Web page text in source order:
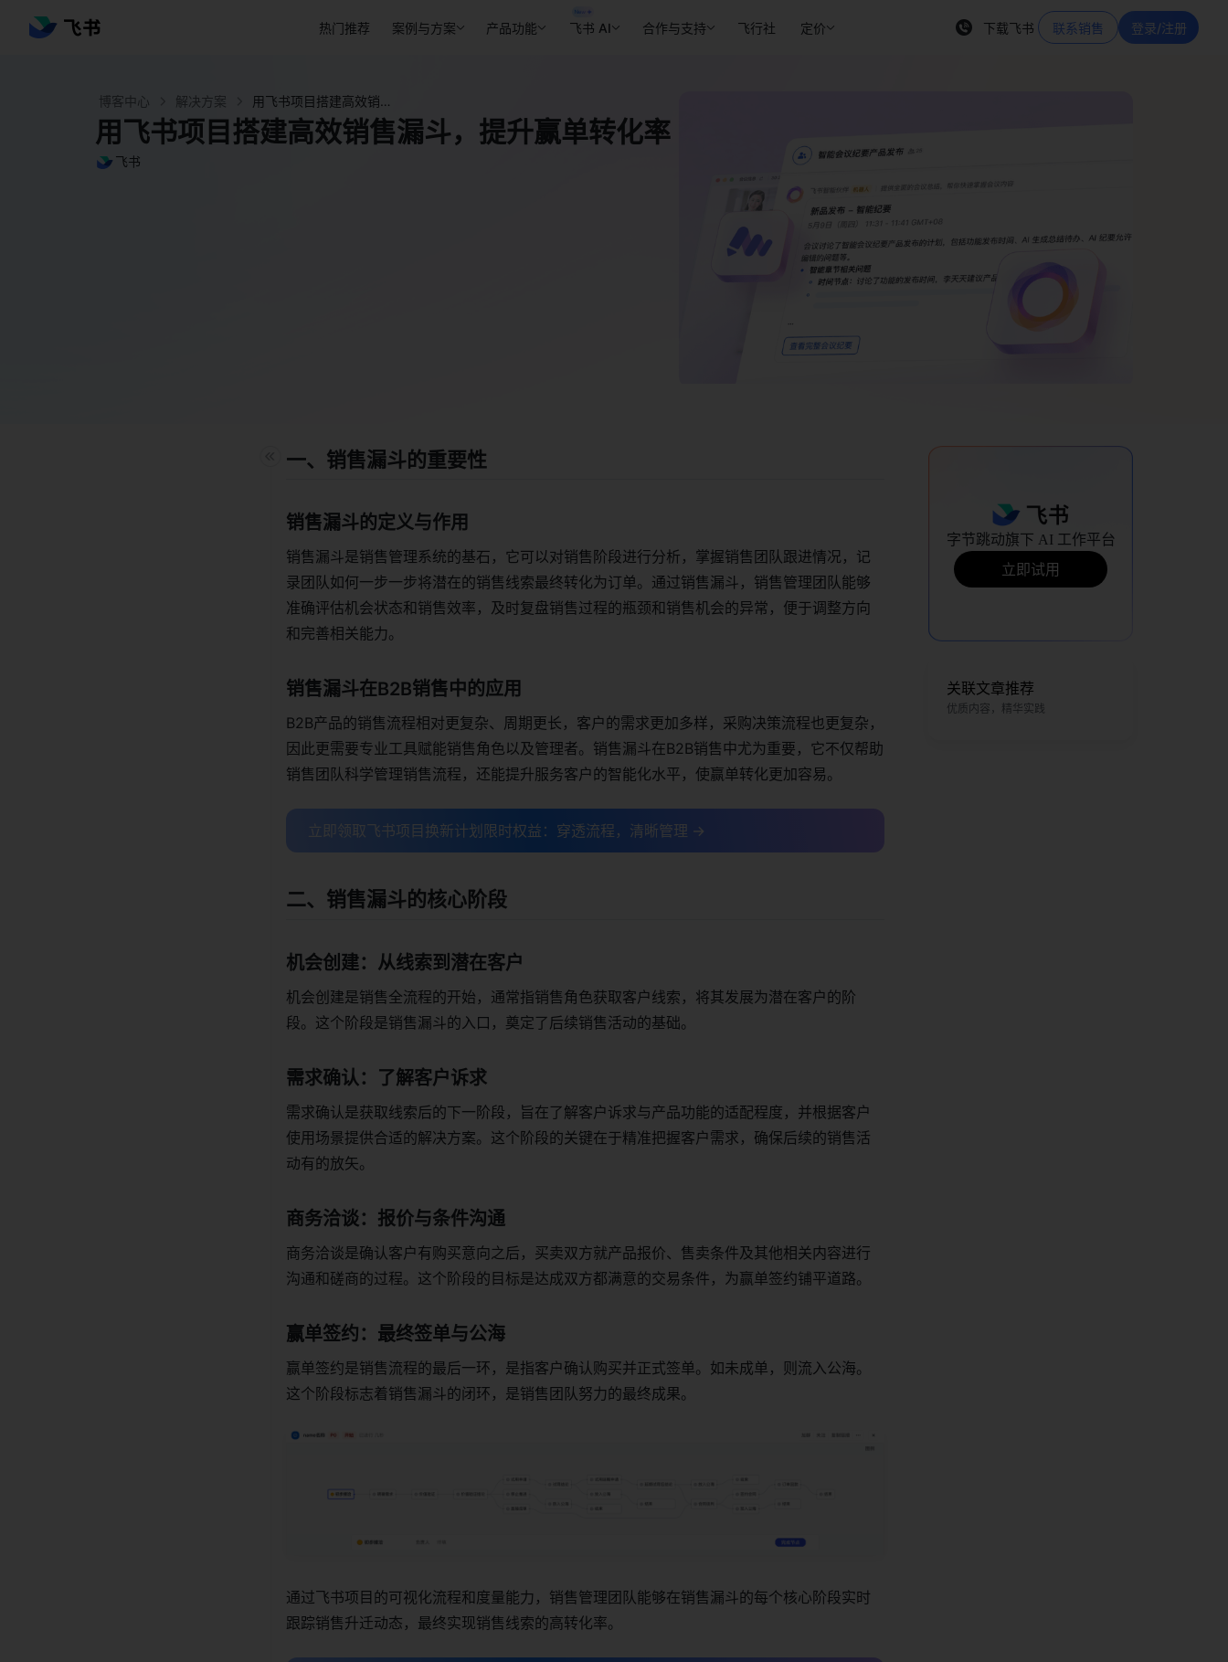
热门推荐 案例与方案 产品功能 飞书 AI 合作与支持 飞行社 定价 下载飞书 联系销售 登录/注册
博客中心 解决方案 用飞书项目搭建高效销售漏斗，提升赢单转化率 - 飞书官网
用飞书项目搭建高效销售漏斗，提升赢单转化率
飞书
一、销售漏斗的重要性
销售漏斗的定义与作用
销售漏斗是销售管理系统的基石，它可以对销售阶段进行分析，掌握销售团队跟进情况，记
录团队如何一步一步将潜在的销售线索最终转化为订单。通过销售漏斗，销售管理团队能够
准确评估机会状态和销售效率，及时复盘销售过程的瓶颈和销售机会的异常，便于调整方向
和完善相关能力。
销售漏斗在B2B销售中的应用
B2B产品的销售流程相对更复杂、周期更长，客户的需求更加多样，采购决策流程也更复杂，
因此更需要专业工具赋能销售角色以及管理者。销售漏斗在B2B销售中尤为重要，它不仅帮助
销售团队科学管理销售流程，还能提升服务客户的智能化水平，使赢单转化更加容易。
立即领取飞书项目换新计划限时权益：穿透流程，清晰管理 →
二、销售漏斗的核心阶段
机会创建：从线索到潜在客户
机会创建是销售全流程的开始，通常指销售角色获取客户线索，将其发展为潜在客户的阶
段。这个阶段是销售漏斗的入口，奠定了后续销售活动的基础。
需求确认：了解客户诉求
需求确认是获取线索后的下一阶段，旨在了解客户诉求与产品功能的适配程度，并根据客户
使用场景提供合适的解决方案。这个阶段的关键在于精准把握客户需求，确保后续的销售活
动有的放矢。
商务洽谈：报价与条件沟通
商务洽谈是确认客户有购买意向之后，买卖双方就产品报价、售卖条件及其他相关内容进行
沟通和磋商的过程。这个阶段的目标是达成双方都满意的交易条件，为赢单签约铺平道路。
赢单签约：最终签单与公海
赢单签约是销售流程的最后一环，是指客户确认购买并正式签单。如未成单，则流入公海。
这个阶段标志着销售漏斗的闭环，是销售团队努力的最终成果。
通过飞书项目的可视化流程和度量能力，销售管理团队能够在销售漏斗的每个核心阶段实时
跟踪销售升迁动态，最终实现销售线索的高转化率。
字节跳动旗下 AI 工作平台
立即试用
关联文章推荐
优质内容，精华实践